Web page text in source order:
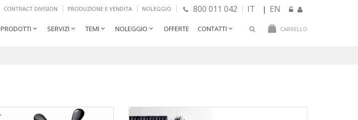
CONTRACT DIVISION PRODUZIONE E VENDITA NOLEGGIO 800 011 042 IT | EN
CARRELLO
PRODOTTI SERVIZI TEMI NOLEGGIO OFFERTE CONTATTI